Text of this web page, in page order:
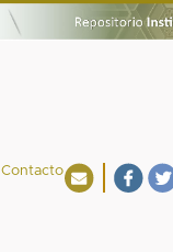
Contacto